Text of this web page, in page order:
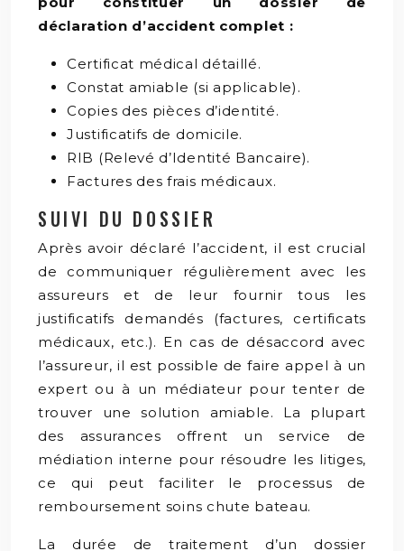
déclaration d’accident complet :
Certificat médical détaillé.
Constat amiable (si applicable).
Copies des pièces d’identité.
Justificatifs de domicile.
RIB (Relevé d’Identité Bancaire).
Factures des frais médicaux.
SUIVI DU DOSSIER
Après avoir déclaré l’accident, il est crucial
de communiquer régulièrement avec les
assureurs et de leur fournir tous les
justificatifs demandés (factures, certificats
médicaux, etc.). En cas de désaccord avec
l’assureur, il est possible de faire appel à un
expert ou à un médiateur pour tenter de
trouver une solution amiable. La plupart
des assurances offrent un service de
médiation interne pour résoudre les litiges,
ce qui peut faciliter le processus de
remboursement soins chute bateau.
La durée de traitement d’un dossier